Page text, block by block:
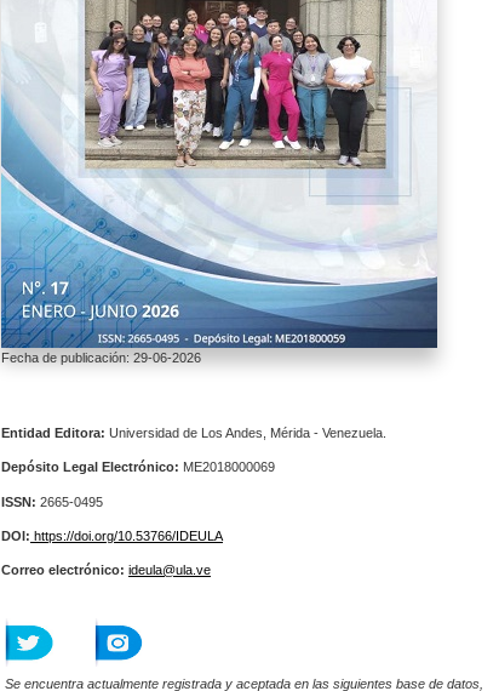
Fecha de publicación: 29-06-2026
Entidad Editora: Universidad de Los Andes, Mérida - Venezuela.
Depósito Legal Electrónico: ME2018000069
ISSN: 2665-0495
DOI: https://doi.org/10.53766/IDEULA
Correo electrónico: ideula@ula.ve
Se encuentra actualmente registrada y aceptada en las siguientes base de datos,